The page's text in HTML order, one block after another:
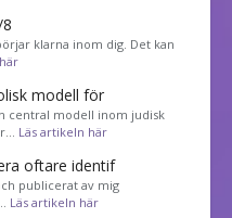
klarna inom dig. Det kan
modell för
central modell inom judisk
Läs artikeln här
oftare identif
publicerat av mig
Läs artikeln här